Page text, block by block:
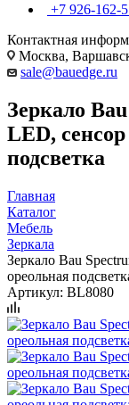
+7 926-162-
Контактная
Москва,
sale@bauedge.ru
Зеркало
LED,
подсветка
Главная
Каталог
Мебель
Зеркала
Зеркало Bau
ореольная
Артикул: BL8080